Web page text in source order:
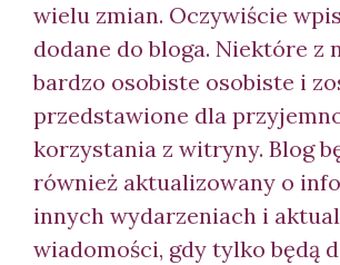
wielu zmian. Oczywiście
dodane do bloga. Niektóre z
bardzo osobiste osobiste i
przedstawione dla
korzystania z witryny. Blog
również aktualizowany o
innych wydarzeniach i
wiadomości, gdy tylko będą